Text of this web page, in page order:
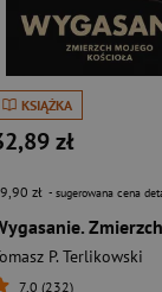
KSIĄŻKA
zł
zł - sugerowana cena
P. Terlikowski
7,0 (232)